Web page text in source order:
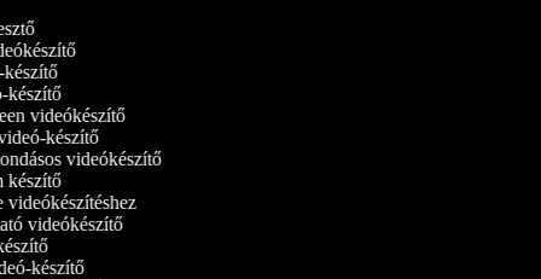
készítő
készítő
videókészítő
készítő
videókészítő
készítő
videókészítéshez
videókészítő
készítő